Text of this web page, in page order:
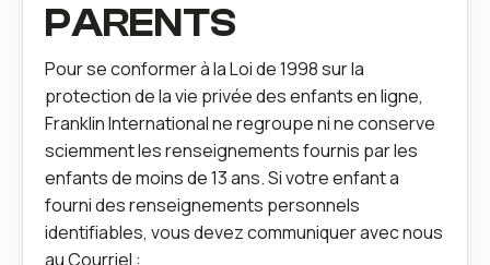
PARENTS
Pour se conformer à la Loi de 1998 sur la
protection de la vie privée des enfants en ligne,
Franklin International ne regroupe ni ne conserve
sciemment les renseignements fournis par les
enfants de moins de 13 ans. Si votre enfant a
fourni des renseignements personnels
identifiables, vous devez communiquer avec nous
auCourriel :